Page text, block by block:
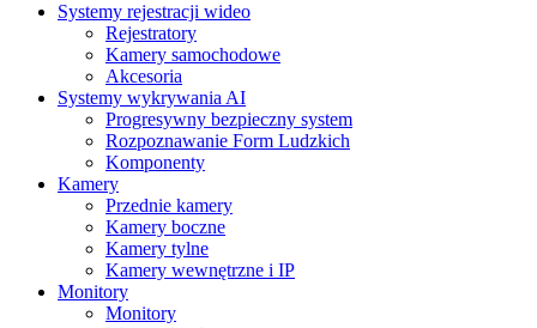
Systemy rejestracji wideo
Rejestratory
Kamery samochodowe
Akcesoria
Systemy wykrywania AI
Progresywny bezpieczny system
Rozpoznawanie Form Ludzkich
Komponenty
Kamery
Przednie kamery
Kamery boczne
Kamery tylne
Kamery wewnętrzne i IP
Monitory
Monitory